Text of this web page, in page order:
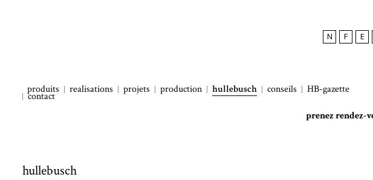
N F E
produits realisations projets production hullebusch conseils HB-gazette
contact
prenez rendez-
hullebusch